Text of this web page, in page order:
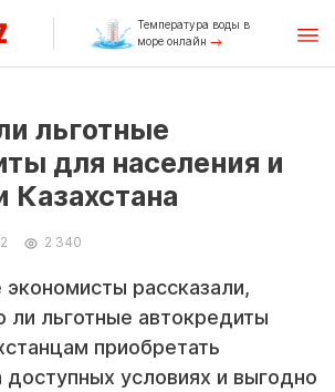
Температура воды в
море онлайн
льготные
для населения и
Казахстана
2 2 340
экономисты рассказали,
ли льготные автокредиты
приобретать
доступных условиях и выгодно